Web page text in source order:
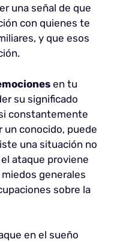
una señal de que
con quienes te
y que esos
en tu
su significado
constantemente
un conocido, puede
una situación no
ataque proviene
generales
sobre la
en el sueño